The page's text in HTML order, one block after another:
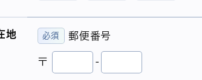
地 郵便番号
〒 -